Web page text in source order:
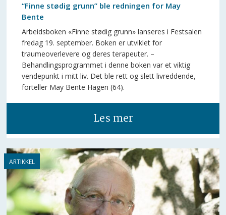
“Finne stødig grunn” ble redningen for May
Bente
Arbeidsboken «Finne stødig grunn» lanseres i Festsalen
fredag 19. september. Boken er utviklet for
traumeoverlevere og deres terapeuter. –
Behandlingsprogrammet i denne boken var et viktig
vendepunkt i mitt liv. Det ble rett og slett livreddende,
forteller May Bente Hagen (64).
Les mer